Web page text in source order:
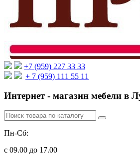
+7 (959) 227 33 33
+ 7 (959) 111 55 11
Интернет - магазин мебели в
Пн-Сб:
с 09.00 до 17.00